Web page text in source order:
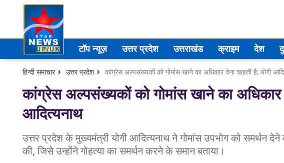
टॉप न्यूज़ उत्तर प्रदेश उत्तराखंड क्राइम देश
हिन्दी समाचार उत्तर प्रदेश कांग्रेस अल्पसंख्यकों को गोमांस खाने का अधिकार देना चाहती है: योगी
कांग्रेस अल्पसंख्यकों को गोमांस खाने का अधिकार
आदित्यनाथ
उत्तर प्रदेश के मुख्यमंत्री योगी आदित्यनाथ ने गोमांस उपभोग को समर्थन
की, जिसे उन्होंने गोहत्या का समर्थन करने के समान बताया।
उत्तर प्रदेश
अमेठी
आगरा
कानपुर
मेरठ